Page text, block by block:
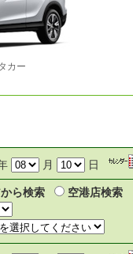
カー
月 日
ら検索 空港店検索